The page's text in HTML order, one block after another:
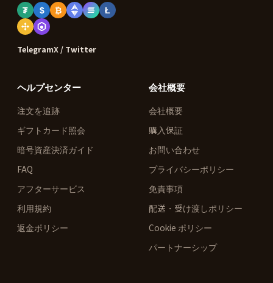
₮ $ ₿ Ł
TelegramX / Twitter
ヘルプセンター
注文を追跡
ギフトカード照会
暗号資産決済ガイド
FAQ
アフターサービス
利用規約
返金ポリシー
会社概要
会社概要
購入保証
お問い合わせ
プライバシーポリシー
免責事項
配送・受け渡しポリシー
Cookie ポリシー
パートナーシップ